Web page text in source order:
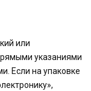
или
указаниями
Если на упаковке